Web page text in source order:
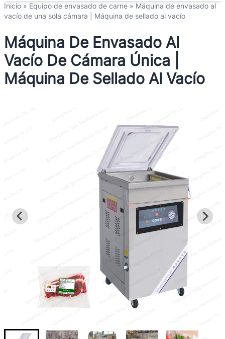
Inicio » Equipo de envasado de carne » Máquina de envasado al
vacío de una sola cámara | Máquina de sellado al vacío
Máquina De Envasado Al
Vacío De Cámara Única |
Máquina De Sellado Al Vacío